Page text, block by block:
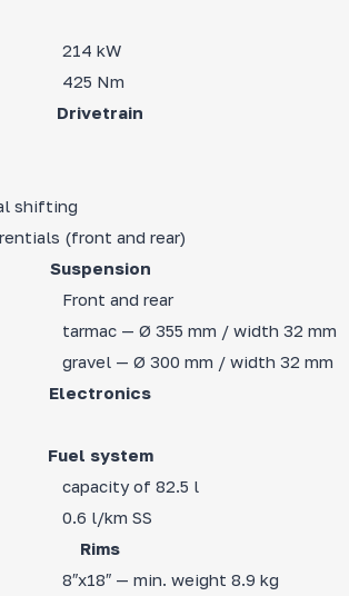
214 kW
425 Nm
Drivetrain
shifting
(front and rear)
Suspension
Front and rear
tarmac — Ø 355 mm / width 32 mm
gravel — Ø 300 mm / width 32 mm
Electronics
Fuel system
capacity of 82.5 l
0.6 l/km SS
Rims
8″x18″ — min. weight 8.9 kg